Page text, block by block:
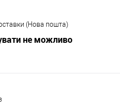
(Нова пошта)
не можливо